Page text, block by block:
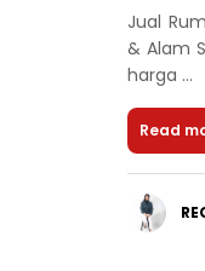
Jual
& Alam
harga ...
Read